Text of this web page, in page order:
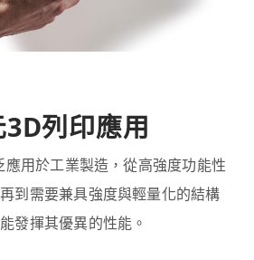
3D列印應用
應用於工業製造，從高強度功能性
到需要兼具強度與輕量化的結構
發揮其優異的性能。